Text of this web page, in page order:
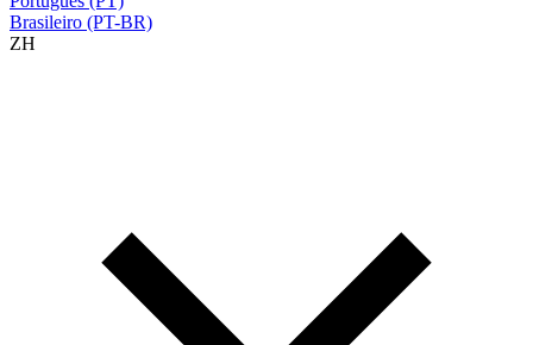
Brasileiro (PT-BR)
ZH